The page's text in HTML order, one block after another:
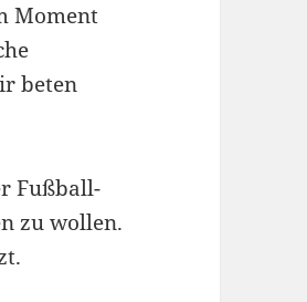
Moment
beten
Fußball-
zu wollen.